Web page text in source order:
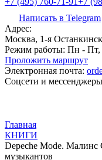
Написать в Telegram
Адрес:
Москва, 1-я
Режим работы: Пн - Пт,
Проложить маршрут
Электронная почта:
Соцсети и
Главная
КНИГИ
Depeche Mode.
музыкантов